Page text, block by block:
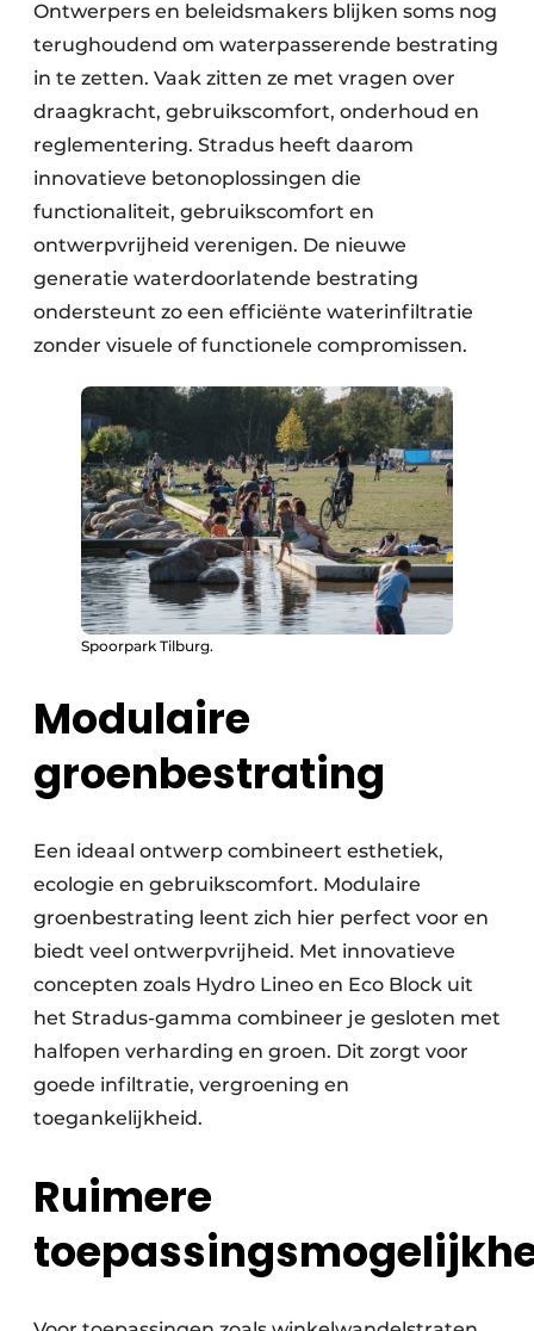
Ontwerpers en beleidsmakers blijken soms nog
terughoudend om waterpasserende bestrating
in te zetten. Vaak zitten ze met vragen over
draagkracht, gebruikscomfort, onderhoud en
reglementering. Stradus heeft daarom
innovatieve betonoplossingen die
functionaliteit, gebruikscomfort en
ontwerpvrijheid verenigen. De nieuwe
generatie waterdoorlatende bestrating
ondersteunt zo een efficiënte waterinfiltratie
zonder visuele of functionele compromissen.
Spoorpark Tilburg.
Modulaire
groenbestrating
Een ideaal ontwerp combineert esthetiek,
ecologie en gebruikscomfort. Modulaire
groenbestrating leent zich hier perfect voor en
biedt veel ontwerpvrijheid. Met innovatieve
concepten zoals Hydro Lineo en Eco Block uit
het Stradus-gamma combineer je gesloten met
halfopen verharding en groen. Dit zorgt voor
goede infiltratie, vergroening en
toegankelijkheid.
Ruimere